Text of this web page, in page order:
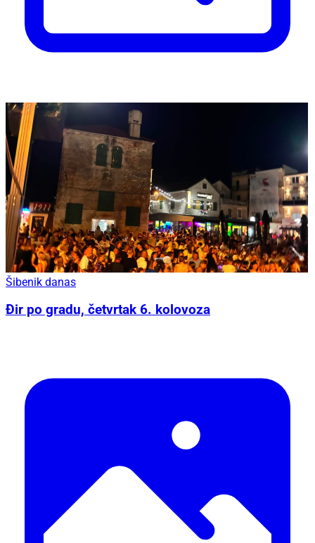
Šibenik danas
Đir po gradu, četvrtak 6. kolovoza